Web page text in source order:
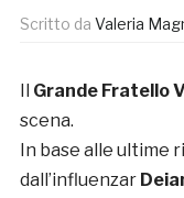
Scritto da Valeria
Grande Fratello
scena.
In base alle ultime
dall’influenzar